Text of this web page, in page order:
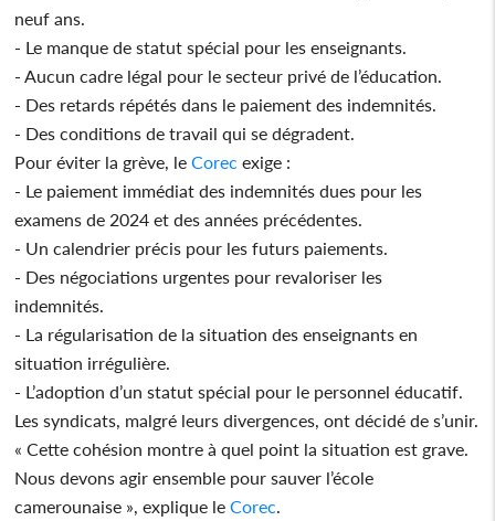
neuf ans.
- Le manque de statut spécial pour les enseignants.
- Aucun cadre légal pour le secteur privé de l’éducation.
- Des retards répétés dans le paiement des indemnités.
- Des conditions de travail qui se dégradent.
Pour éviter la grève, le Corec exige :
- Le paiement immédiat des indemnités dues pour les
examens de 2024 et des années précédentes.
- Un calendrier précis pour les futurs paiements.
- Des négociations urgentes pour revaloriser les
indemnités.
- La régularisation de la situation des enseignants en
situation irrégulière.
- L’adoption d’un statut spécial pour le personnel éducatif.
Les syndicats, malgré leurs divergences, ont décidé de s’unir.
« Cette cohésion montre à quel point la situation est grave.
Nous devons agir ensemble pour sauver l’école
camerounaise », explique le Corec.